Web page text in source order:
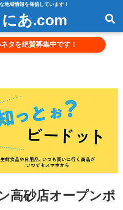
地域情報を発信しています！
あ.com
タを絶賛募集中です！
高砂店オープンポ